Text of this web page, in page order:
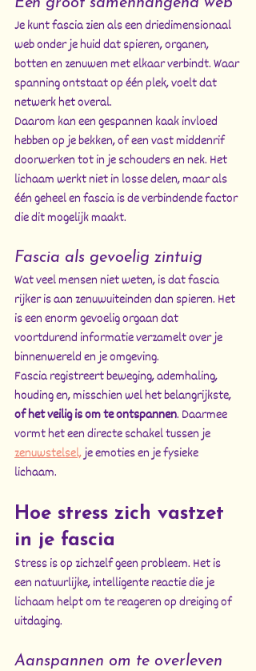
Eén groot samenhangend web
Je kunt fascia zien als een driedimensionaal
web onder je huid dat spieren, organen,
botten en zenuwen met elkaar verbindt. Waar
spanning ontstaat op één plek, voelt dat
netwerk het overal.
Daarom kan een gespannen kaak invloed
hebben op je bekken, of een vast middenrif
doorwerken tot in je schouders en nek. Het
lichaam werkt niet in losse delen, maar als
één geheel en fascia is de verbindende factor
die dit mogelijk maakt.
Fascia als gevoelig zintuig
Wat veel mensen niet weten, is dat fascia
rijker is aan zenuwuiteinden dan spieren. Het
is een enorm gevoelig orgaan dat
voortdurend informatie verzamelt over je
binnenwereld en je omgeving.
Fascia registreert beweging, ademhaling,
houding en, misschien wel het belangrijkste,
of het veilig is om te ontspannen. Daarmee
vormt het een directe schakel tussen je
zenuwstelsel, je emoties en je fysieke
lichaam.
Hoe stress zich vastzet
in je fascia
Stress is op zichzelf geen probleem. Het is
een natuurlijke, intelligente reactie die je
lichaam helpt om te reageren op dreiging of
uitdaging.
Aanspannen om te overleven